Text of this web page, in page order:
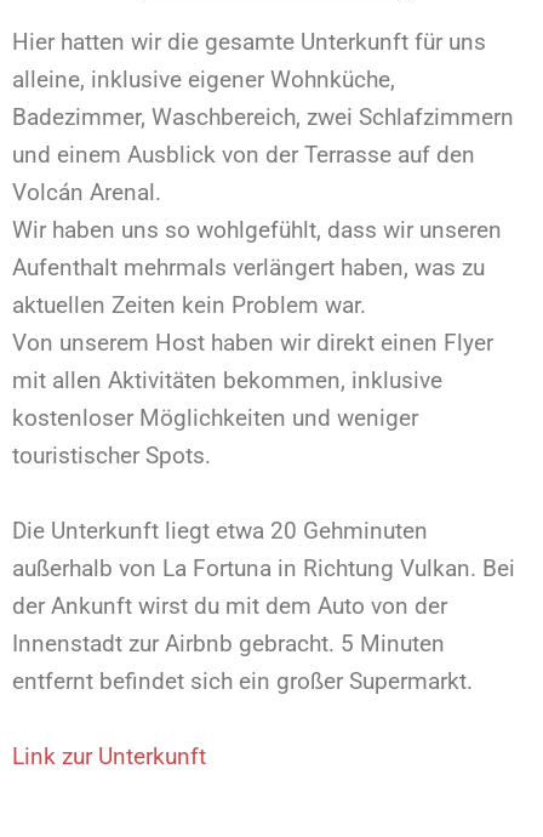
Hier hatten wir die gesamte Unterkunft für uns
alleine, inklusive eigener Wohnküche,
Badezimmer, Waschbereich, zwei Schlafzimmern
und einem Ausblick von der Terrasse auf den
Volcán Arenal.
Wir haben uns so wohlgefühlt, dass wir unseren
Aufenthalt mehrmals verlängert haben, was zu
aktuellen Zeiten kein Problem war.
Von unserem Host haben wir direkt einen Flyer
mit allen Aktivitäten bekommen, inklusive
kostenloser Möglichkeiten und weniger
touristischer Spots.
Die Unterkunft liegt etwa 20 Gehminuten
außerhalb von La Fortuna in Richtung Vulkan. Bei
der Ankunft wirst du mit dem Auto von der
Innenstadt zur Airbnb gebracht. 5 Minuten
entfernt befindet sich ein großer Supermarkt.
Link zur Unterkunft